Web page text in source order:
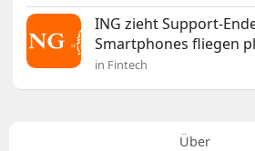
ING zieht Support-
Smartphones fliegen
in Fintech
Über